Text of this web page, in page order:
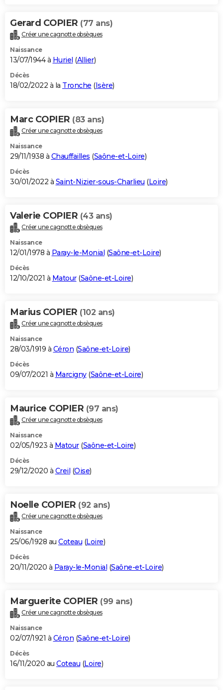
Gerard COPIER (77 ans)
Créer une cagnotte obsèques
Naissance
13/07/1944 à Huriel (Allier)
Décès
18/02/2022 à la Tronche (Isère)
Marc COPIER (83 ans)
Créer une cagnotte obsèques
Naissance
29/11/1938 à Chauffailles (Saône-et-Loire)
Décès
30/01/2022 à Saint-Nizier-sous-Charlieu (Loire)
Valerie COPIER (43 ans)
Créer une cagnotte obsèques
Naissance
12/01/1978 à Paray-le-Monial (Saône-et-Loire)
Décès
12/10/2021 à Matour(Saône-et-Loire)
Marius COPIER (102 ans)
Créer une cagnotte obsèques
Naissance
28/03/1919 à Céron (Saône-et-Loire)
Décès
09/07/2021 à Marcigny(Saône-et-Loire)
Maurice COPIER (97 ans)
Créer une cagnotte obsèques
Naissance
02/05/1923 à Matour(Saône-et-Loire)
Décès
29/12/2020 à Creil (Oise)
Noelle COPIER (92 ans)
Créer une cagnotte obsèques
Naissance
25/06/1928 au Coteau (Loire)
Décès
20/11/2020 à Paray-le-Monial (Saône-et-Loire)
Marguerite COPIER (99 ans)
Créer une cagnotte obsèques
Naissance
02/07/1921 à Céron (Saône-et-Loire)
Décès
16/11/2020 au Coteau (Loire)